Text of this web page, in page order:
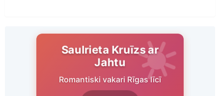
Saulrieta Kruīzs ar
Jahtu
Romantiski vakari Rīgas līcī